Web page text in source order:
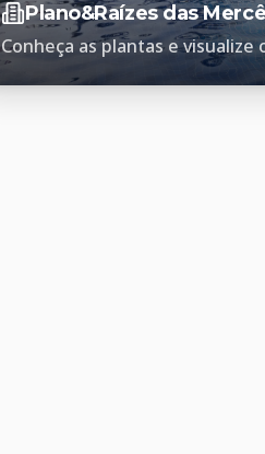
Plano&Raízes das
Conheça as plantas e